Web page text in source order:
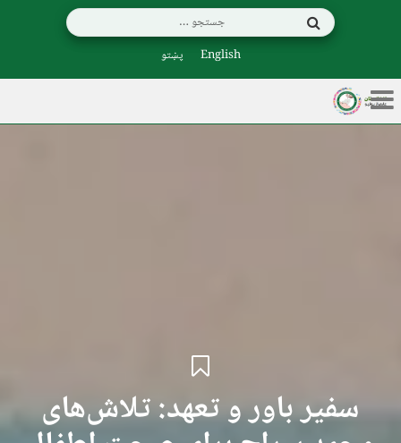
English پښتو
سفیر باور و تعهد: تلاش‌های